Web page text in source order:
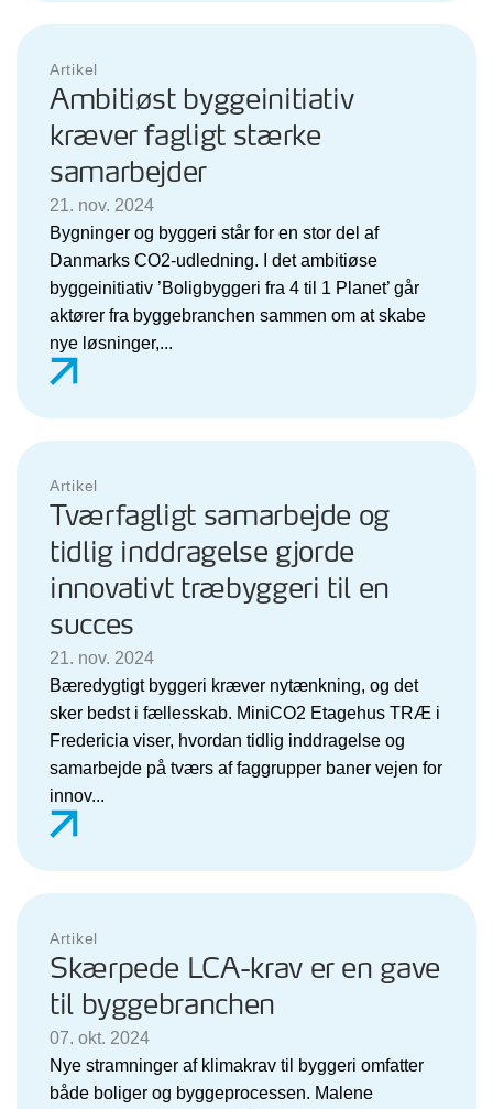
Artikel
Ambitiøst byggeinitiativ
kræver fagligt stærke
samarbejder
21. nov. 2024
Bygninger og byggeri står for en stor del af
Danmarks CO2-udledning. I det ambitiøse
byggeinitiativ ’Boligbyggeri fra 4 til 1 Planet’ går
aktører fra byggebranchen sammen om at skabe
nye løsninger,...
Artikel
Tværfagligt samarbejde og
tidlig inddragelse gjorde
innovativt træbyggeri til en
succes
21. nov. 2024
Bæredygtigt byggeri kræver nytænkning, og det
sker bedst i fællesskab. MiniCO2 Etagehus TRÆ i
Fredericia viser, hvordan tidlig inddragelse og
samarbejde på tværs af faggrupper baner vejen for
innov...
Artikel
Skærpede LCA-krav er en gave
til byggebranchen
07. okt. 2024
Nye stramninger af klimakrav til byggeri omfatter
både boliger og byggeprocessen. Malene